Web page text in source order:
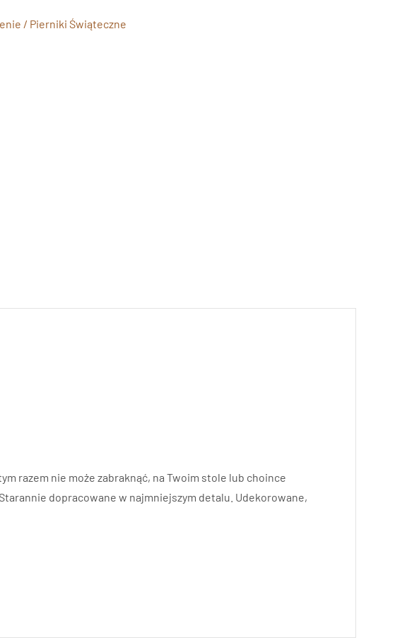
/ Pierniki Świąteczne
razem nie może zabraknąć, na Twoim stole lub choince
dopracowane w najmniejszym detalu. Udekorowane,